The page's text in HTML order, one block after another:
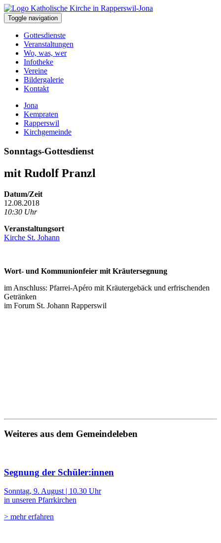
Toggle navigation
Gottesdienste
Veranstaltungen
Wo, was, wer
Infotheke
Vereine
Bildergalerie
Kontakt
Jona
Kempraten
Rapperswil
Kirchgemeinde
Sonntags-Gottesdienst
mit Rudolf Pranzl
Datum/Zeit
12.08.2018
10:30 Uhr
Veranstaltungsort
Kirche St. Johann
Wort- und Kommunionfeier mit Kräutersegnung
im Anschluss: Pfarrei-Apéro mit Kräutergebäck und erfrischenden
Getränken
im Forum St. Johann Rapperswil
Weiteres aus dem Gemeindeleben
Segnung der Schüler:innen
Sonntag, 9. August | 10.30 Uhr
in unseren Pfarrkirchen
> mehr erfahren